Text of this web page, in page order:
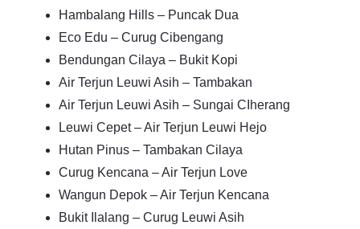
Hambalang Hills – Puncak Dua
Eco Edu – Curug Cibengang
Bendungan Cilaya – Bukit Kopi
Air Terjun Leuwi Asih – Tambakan
Air Terjun Leuwi Asih – Sungai CIherang
Leuwi Cepet – Air Terjun Leuwi Hejo
Hutan Pinus – Tambakan Cilaya
Curug Kencana – Air Terjun Love
Wangun Depok – Air Terjun Kencana
Bukit Ilalang – Curug Leuwi Asih